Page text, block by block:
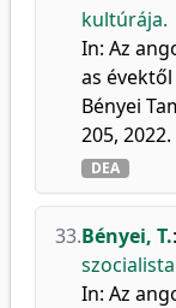
kultúrája.
In: Az
as
Bényei
205,
DEA
33.Bényei, T.:
In: Az